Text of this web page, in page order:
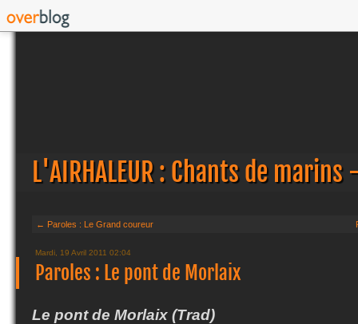
L'AIRHALEUR : Chants de
← Paroles : Le Grand coureur
Mardi, 19 Avril 2011 02:04
Paroles : Le pont de Morlaix
Le pont de Morlaix (Trad)